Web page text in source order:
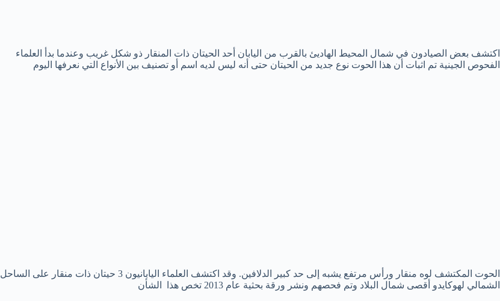
اكتشف بعض الصيادون في شمال المحيط الهاديئ بالقرب من اليابان أحد الحيتان ذات المنقار ذو شكل غريب وعندما بدأ العلماء
الفحوص الجينية تم اثبات أن هذا الحوت نوع جديد من الحيتان حتى أنه ليس لديه اسم أو تصنيف بين الأنواع التي نعرفها اليوم
الحوت المكتشف لوه منقار ورأس مرتفع يشبه إلى حد كبير الدلافين. وقد اكتشف العلماء اليابانيون 3 حيتان ذات منقار على الساحل
الشمالي لهوكايدو أقصى شمال البلاد وتم فحصهم ونشر ورقة بحثية عام 2013 تخص هذا الشأن